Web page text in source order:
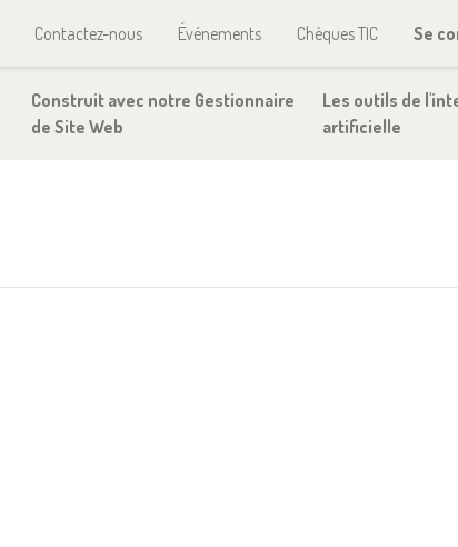
Contactez-nous Événements Chèques TIC Se
Construit avec notre Gestionnaire
de Site Web
Les outils de
artificielle